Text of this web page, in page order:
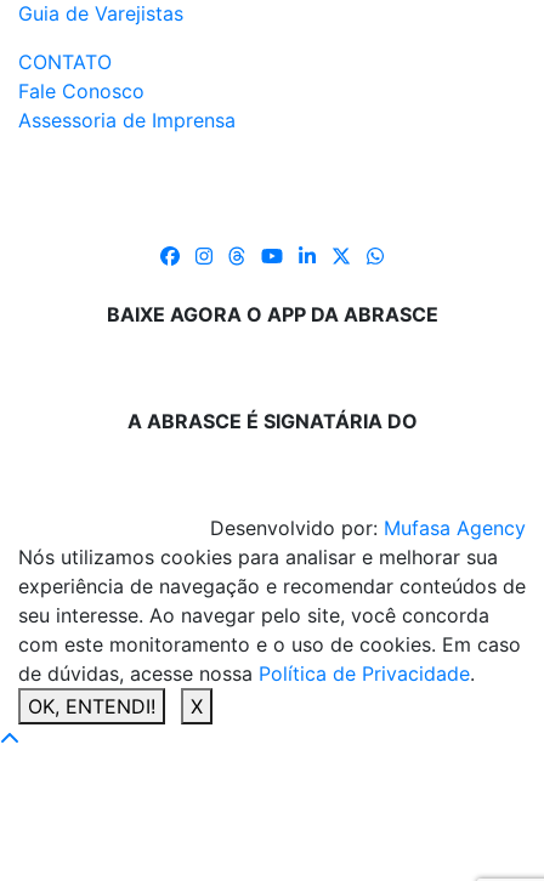
Guia de Varejistas
CONTATO
Fale Conosco
Assessoria de Imprensa
BAIXE AGORA O APP DA ABRASCE
A ABRASCE É SIGNATÁRIA DO
Desenvolvido por: Mufasa Agency
Nós utilizamos cookies para analisar e melhorar sua
experiência de navegação e recomendar conteúdos de
seu interesse. Ao navegar pelo site, você concorda
com este monitoramento e o uso de cookies. Em caso
de dúvidas, acesse nossa Política de Privacidade.
OK, ENTENDI!
X